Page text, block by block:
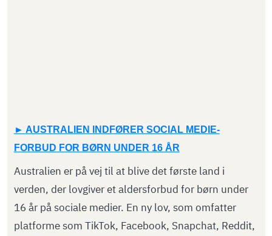
AUSTRALIEN INDFØRER SOCIAL MEDIE-
FORBUD FOR BØRN UNDER 16 ÅR
Australien er på vej til at blive det første land i
verden, der lovgiver et aldersforbud for børn under
16 år på sociale medier. En ny lov, som omfatter
platforme som TikTok, Facebook, Snapchat, Reddit,